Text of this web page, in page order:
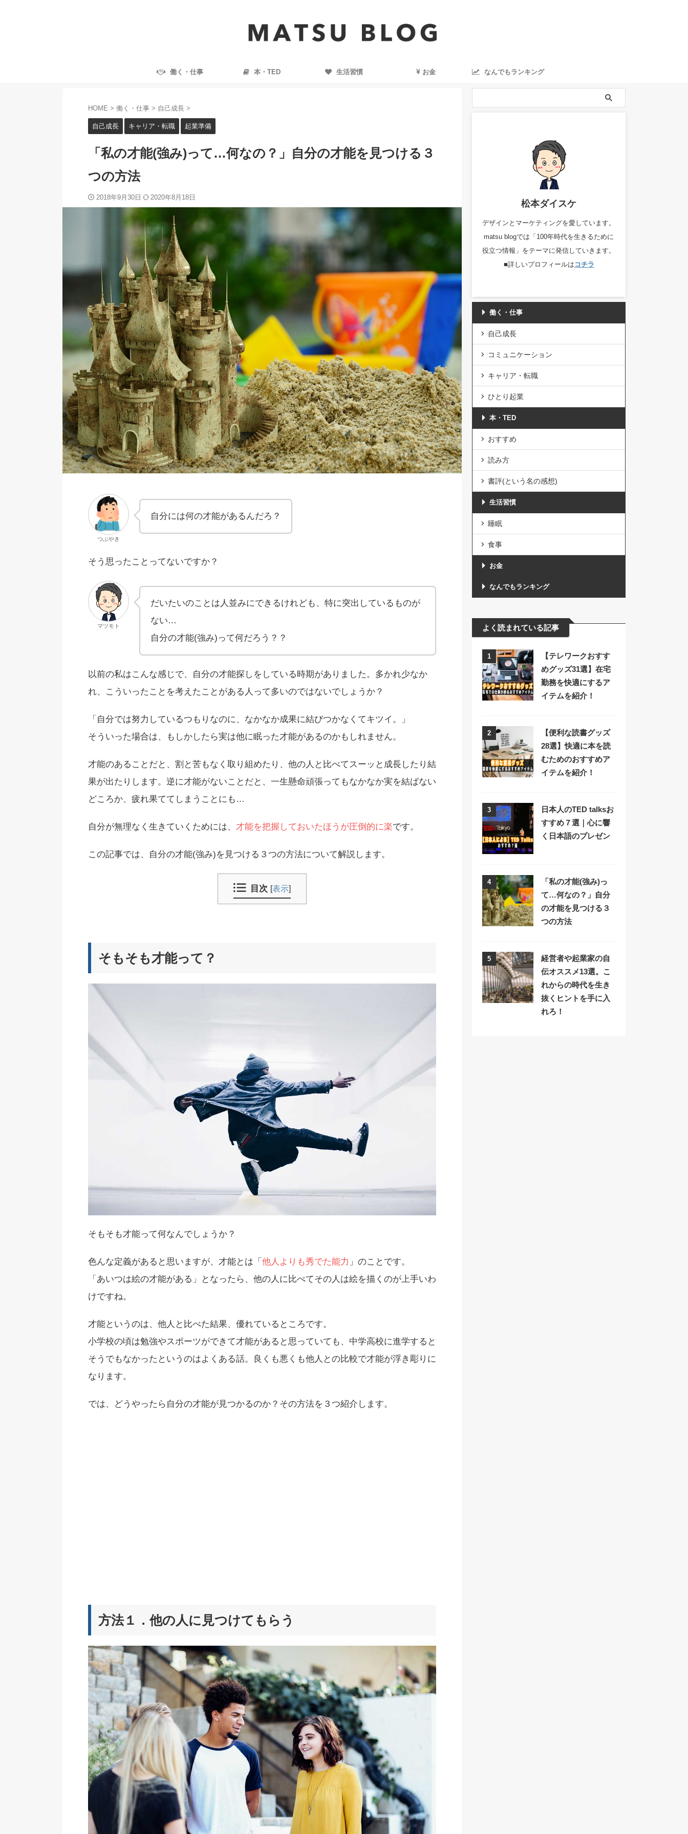
働く・仕事 本・TED 生活習慣 お金 なんでもランキング
HOME > 働く・仕事 > 自己成長 >
自己成長 キャリア・転職 起業準備
「私の才能(強み)って…何なの？」自分の才能を見つける３
つの方法
2018年9月30日 2020年8月18日
つぶやき
自分には何の才能があるんだろ？
そう思ったことってないですか？
マツモト
だいたいのことは人並みにできるけれども、特に突出しているものが
ない…
自分の才能(強み)って何だろう？？
以前の私はこんな感じで、自分の才能探しをしている時期がありました。多かれ少なか
れ、こういったことを考えたことがある人って多いのではないでしょうか？
「自分では努力しているつもりなのに、なかなか成果に結びつかなくてキツイ。」
そういった場合は、
もしかしたら実は他に眠った才能があるのかも しれません。
才能のあることだと、割と苦もなく取り組めたり、他の人と比べてスーッと成長したり結
果が出たりします。逆に才能がないことだと、一生懸命頑張ってもなかなか実を結ばない
どころか、疲れ果ててしまうことにも…
自分が無理なく生きていくためには、 才能を把握しておいたほうが圧倒的に楽です。
この記事では、自分の才能(強み)を見つける３つの方法について解説します。
目次 [表示]
そもそも才能って？
そもそも才能って何なんでしょうか？
色んな定義があると思いますが、才能とは「 他人よりも秀でた能力 」のことです。
「あいつは絵の才能がある」となったら、他の人に比べてその人は絵を描くのが上手いわ
けですね。
才能というのは、他人と比べた結果、優れているところです。
小学校の頃は勉強やスポーツができて才能があると思っていても、中学高校に進学すると
そうでもなかったというのはよくある話。良くも悪くも他人との比較で才能が浮き彫りに
なります。
では、どうやったら自分の才能が見つかるのか？その方法を３つ紹介します。
方法１．他の人に見つけてもらう
松本ダイスケ
デザインとマーケティングを愛しています。
matsu blogでは「100年時代を生きるために
役立つ情報」をテーマに発信していきます。
■詳しいプロフィールは コチラ
働く・仕事
自己成長
コミュニケーション
キャリア・転職
ひとり起業
本・TED
おすすめ
読み方
書評(という名の感想)
生活習慣
睡眠
食事
お金
なんでもランキング
よく読まれている記事
1
【テレワークおすす
めグッズ31選】在宅
勤務を快適にするア
イテムを紹介！
2
【便利な読書グッズ
28選】快適に本を読
むためのおすすめア
イテムを紹介！
3
日本人のTED talksお
すすめ７選｜心に響
く日本語のプレゼン
4
「私の才能(強み)っ
て…何なの？」自分
の才能を見つける３
つの方法
5
経営者や起業家の自
伝オススメ13選。こ
れからの時代を生き
抜くヒントを手に入
れろ！